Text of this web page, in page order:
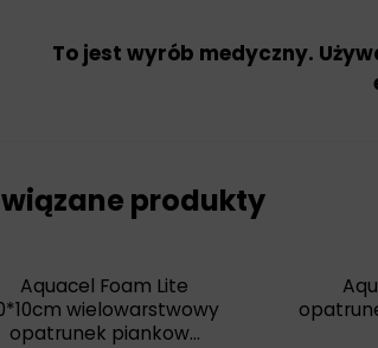
To jest wyrób medyczny.
produkty
Aquacel Foam Lite
wielowarstwowy
opatrunek piankow...